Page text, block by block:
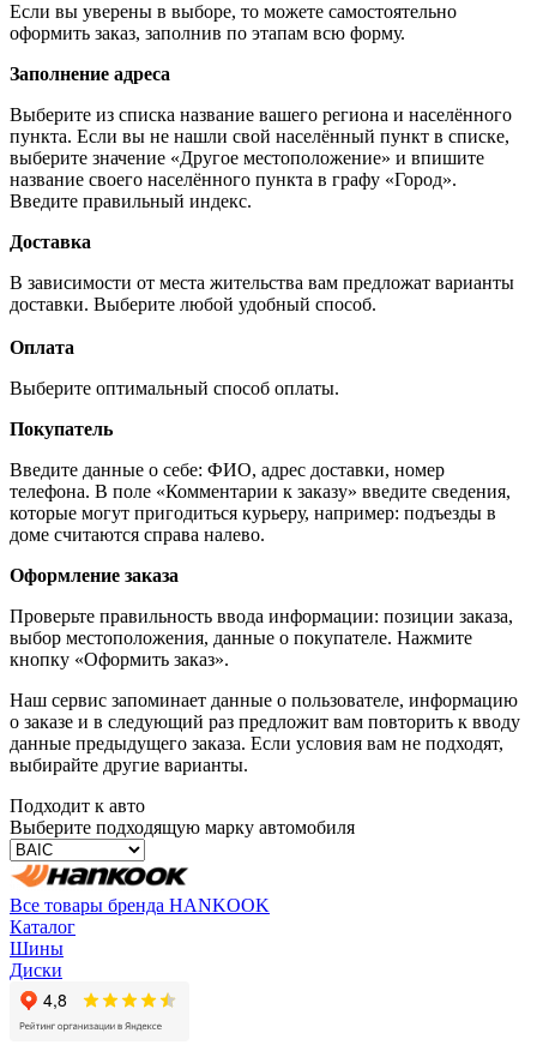
Если вы уверены в выборе, то можете самостоятельно
оформить заказ, заполнив по этапам всю форму.
Заполнение адреса
Выберите из списка название вашего региона и населённого
пункта. Если вы не нашли свой населённый пункт в списке,
выберите значение «Другое местоположение» и впишите
название своего населённого пункта в графу «Город».
Введите правильный индекс.
Доставка
В зависимости от места жительства вам предложат варианты
доставки. Выберите любой удобный способ.
Оплата
Выберите оптимальный способ оплаты.
Покупатель
Введите данные о себе: ФИО, адрес доставки, номер
телефона. В поле «Комментарии к заказу» введите сведения,
которые могут пригодиться курьеру, например: подъезды в
доме считаются справа налево.
Оформление заказа
Проверьте правильность ввода информации: позиции заказа,
выбор местоположения, данные о покупателе. Нажмите
кнопку «Оформить заказ».
Наш сервис запоминает данные о пользователе, информацию
о заказе и в следующий раз предложит вам повторить к вводу
данные предыдущего заказа. Если условия вам не подходят,
выбирайте другие варианты.
Подходит к авто
Выберите подходящую марку автомобиля
Все товары бренда HANKOOK
Каталог
Шины
Диски